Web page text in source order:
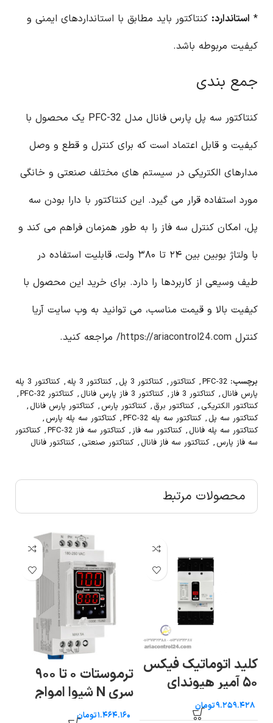
* استاندارد: کنتاکتور باید مطابق با استانداردهای ایمنی و
کیفیت مربوطه باشد.
جمع بندی
کنتاکتور سه پل پارس فانال مدل PFC-32 یک محصول با
کیفیت و قابل اعتماد است که برای کنترل و قطع و وصل
مدارهای الکتریکی در سیستم های مختلف صنعتی و خانگی
مورد استفاده قرار می گیرد. این کنتاکتور با دارا بودن سه
پل، امکان کنترل سه فاز را به طور همزمان فراهم می کند و
با ولتاژ بوبین بین ۲۴ تا ۳۸۰ ولت، قابلیت استفاده در
طیف وسیعی از کاربردها را دارد. برای خرید این محصول با
کیفیت بالا و قیمت مناسب، می توانید به وب سایت آریا
کنترل https://ariacontrol24.com/ مراجعه کنید.
برچسب: PFC-32
, کنتاکتور, کنتاکتور 3 پل , کنتاکتور 3 پله ,
کنتاکتور 3 پله
پارس فانال , کنتاکتور 3 فاز , کنتاکتور 3 فاز پارس فانال , کنتاکتور PFC-32
,
کنتاکتور الکتریکی , کنتاکتور برق , کنتاکتور پارس , کنتاکتور پارس فانال ,
کنتاکتور سه پل , کنتاکتور سه پله PFC-32 , کنتاکتور سه پله پارس ,
کنتاکتور سه پله فانال , کنتاکتور سه فاز, کنتاکتور سه فاز PFC-32 , کنتاکتور
سه فاز پارس , کنتاکتور سه فاز فانال , کنتاکتور صنعتی , کنتاکتور فانال
محصولات مرتبط
کلید اتوماتیک فیکس
۵۰ آمپر هیوندای
تومان
ترموستات ۰ تا ۹۰۰
سری N شیوا امواج
تومان